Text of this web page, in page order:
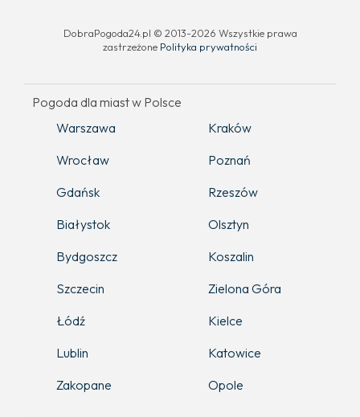
DobraPogoda24.pl © 2013-2026 Wszystkie prawa
zastrzeżone Polityka prywatności
Pogoda dla miast w Polsce
Warszawa
Kraków
Wrocław
Poznań
Gdańsk
Rzeszów
Białystok
Olsztyn
Bydgoszcz
Koszalin
Szczecin
Zielona Góra
Łódź
Kielce
Lublin
Katowice
Zakopane
Opole